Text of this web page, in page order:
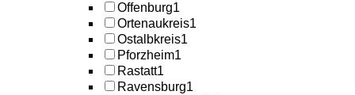
Offenburg1
Ortenaukreis1
Ostalbkreis1
Pforzheim1
Rastatt1
Ravensburg1